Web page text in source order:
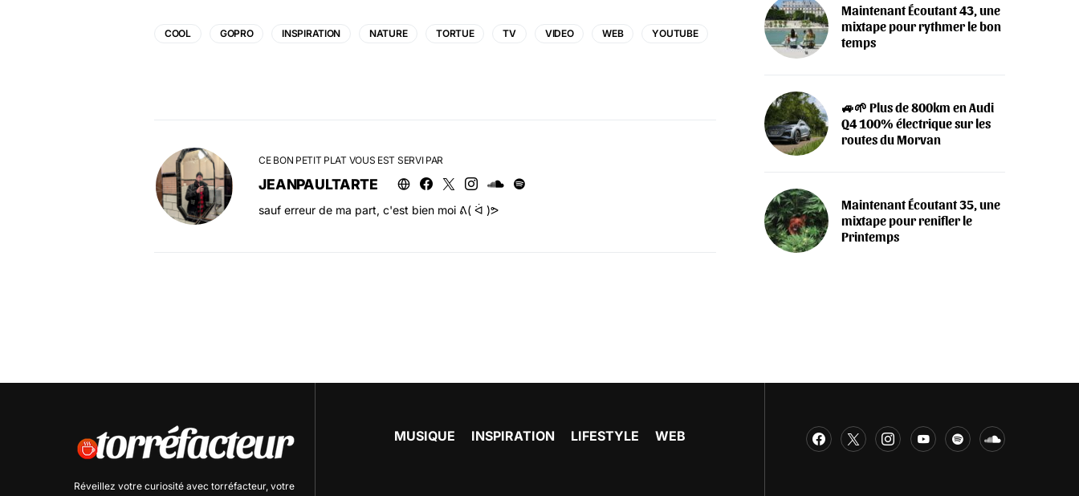
COOL GOPRO INSPIRATION NATURE TORTUE TV VIDEO WEB YOUTUBE
CE BON PETIT PLAT VOUS EST SERVI PAR
JEANPAULTARTE
sauf erreur de ma part, c'est bien moi ᕕ( ᐛ )ᕗ
Maintenant Écoutant 43, une
mixtape pour rythmer le bon
temps
🚙🌱 Plus de 800km en Audi
Q4 100% électrique sur les
routes du Morvan
Maintenant Écoutant 35, une
mixtape pour renifler le
Printemps
Réveillez votre curiosité avec torréfacteur, votre
MUSIQUE INSPIRATION LIFESTYLE WEB